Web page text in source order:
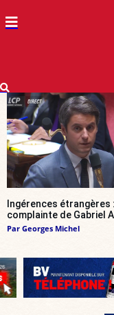
Ingérences étrangères
complainte de Gabriel
Par Georges Michel